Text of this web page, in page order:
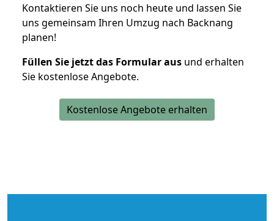
Kontaktieren Sie uns noch heute und lassen Sie
uns gemeinsam Ihren Umzug nach Backnang
planen!
Füllen Sie jetzt das Formular aus und erhalten
Sie kostenlose Angebote.
Kostenlose Angebote erhalten